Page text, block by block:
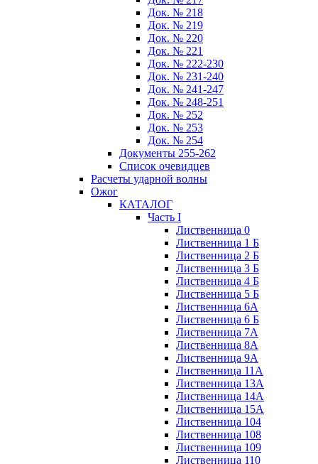
Док. № 218
Док. № 219
Док. № 220
Док. № 221
Док. № 222-230
Док. № 231-240
Док. № 241-247
Док. № 248-251
Док. № 252
Док. № 253
Док. № 254
Документы 255-262
Список очевидцев
Расчеты ударной волны
Ожог
КАТАЛОГ
Часть I
Лиственница 0
Лиственница 1 Б
Лиственница 2 Б
Лиственница 3 Б
Лиственница 4 Б
Лиственница 5 Б
Лиственница 6А
Лиственница 6 Б
Лиственница 7А
Лиственница 8А
Лиственница 9А
Лиственница 11А
Лиственница 13А
Лиственница 14А
Лиственница 15А
Лиственница 104
Лиственница 108
Лиственница 109
Лиственница 110